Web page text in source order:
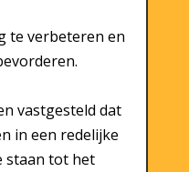
te verbeteren en
vastgesteld dat
in een redelijke
staan tot het